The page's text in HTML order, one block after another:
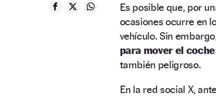
Es posible que, por
ocasiones ocurre en
vehículo. Sin
para mover el
también peligroso.
En la red social X,